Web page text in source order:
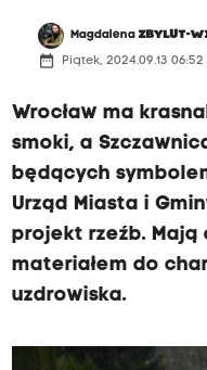
MagdalenaZBYLUT-
date_range Piątek, 2024.09.13 06:52
Wrocław ma
smoki, a
będących
Urząd Miasta i
projekt rzeźb.
materiałem do
uzdrowiska.